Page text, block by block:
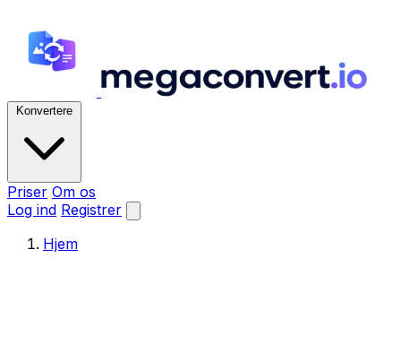
Konvertere
Priser Om os
Log ind Registrer
Hjem